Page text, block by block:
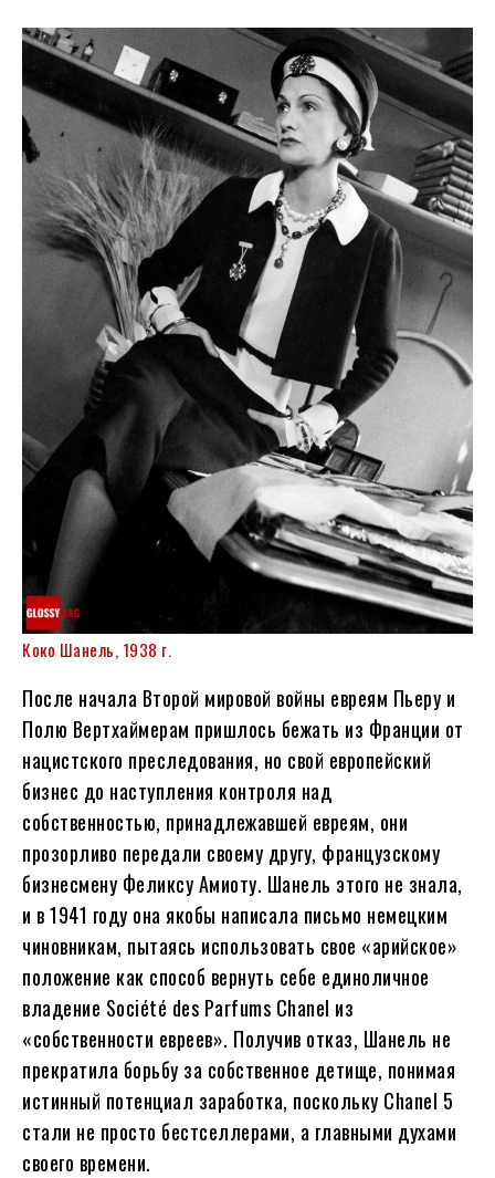
Коко Шанель, 1938 г.
После начала Второй мировой войны евреям Пьеру и
Полю Вертхаймерам пришлось бежать из Франции от
нацистского преследования, но свой европейский
бизнес до наступления контроля над
собственностью, принадлежавшей евреям, они
прозорливо передали своему другу, французскому
бизнесмену Феликсу Амиоту. Шанель этого не знала,
и в 1941 году она якобы написала письмо немецким
чиновникам, пытаясь использовать свое «арийское»
положение как способ вернуть себе единоличное
владение Société des Parfums Chanel из
«собственности евреев». Получив отказ, Шанель не
прекратила борьбу за собственное детище, понимая
истинный потенциал заработка, поскольку Chanel 5
стали не просто бестселлерами, а главными духами
своего времени.